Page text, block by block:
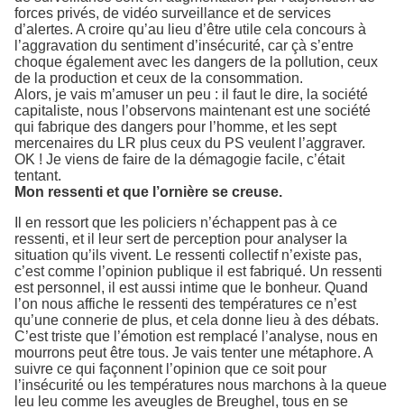
forces privés, de vidéo surveillance et de services
d’alertes. A croire qu’au lieu d’être utile cela concours à
l’aggravation du sentiment d’insécurité, car çà s’entre
choque également avec les dangers de la pollution, ceux
de la production et ceux de la consommation.
Alors, je vais m’amuser un peu : il faut le dire, la société
capitaliste, nous l’observons maintenant est une société
qui fabrique des dangers pour l’homme, et les sept
mercenaires du LR plus ceux du PS veulent l’aggraver.
OK ! Je viens de faire de la démagogie facile, c’était
tentant.
Mon ressenti et que l’ornière se creuse.
Il en ressort que les policiers n’échappent pas à ce
ressenti, et il leur sert de perception pour analyser la
situation qu’ils vivent. Le ressenti collectif n’existe pas,
c’est comme l’opinion publique il est fabriqué. Un ressenti
est personnel, il est aussi intime que le bonheur. Quand
l’on nous affiche le ressenti des températures ce n’est
qu’une connerie de plus, et cela donne lieu à des débats.
C’est triste que l’émotion est remplacé l’analyse, nous en
mourrons peut être tous. Je vais tenter une métaphore. A
suivre ce qui façonnent l’opinion que ce soit pour
l’insécurité ou les températures nous marchons à la queue
leu leu comme les aveugles de Breughel, tous en se